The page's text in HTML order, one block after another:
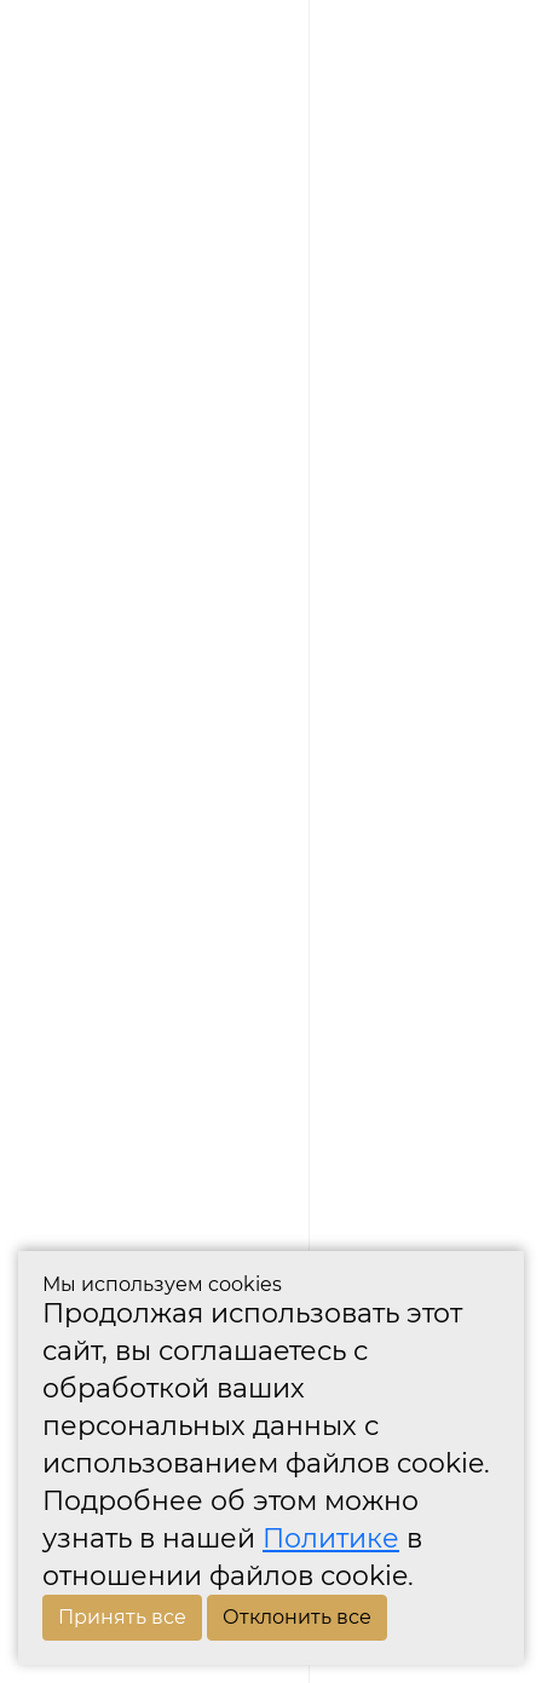
Мы используем cookies
Продолжая использовать этот
сайт, вы соглашаетесь с
обработкой ваших
персональных данных с
использованием файлов cookie.
Подробнее об этом можно
узнать в нашей Политике в
отношении файлов cookie.
Принять все Отклонить все